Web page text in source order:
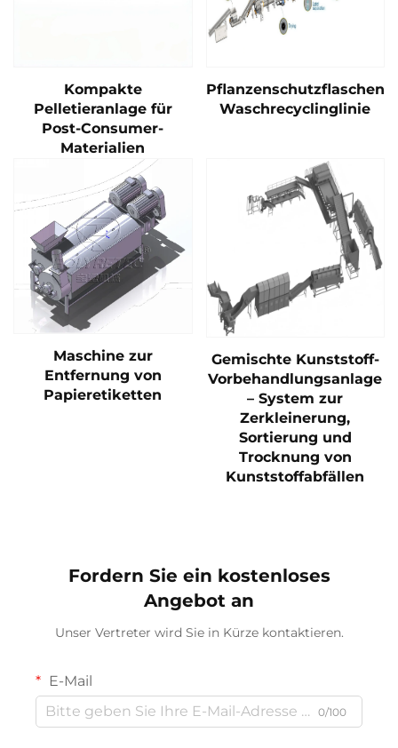
Kompakte
Pelletieranlage für
Post-Consumer-
Materialien
Pflanzenschutzflaschen-
Waschrecyclinglinie
Maschine zur
Entfernung von
Papieretiketten
Gemischte Kunststoff-
Vorbehandlungsanlage
– System zur
Zerkleinerung,
Sortierung und
Trocknung von
Kunststoffabfällen
Fordern Sie ein kostenloses
Angebot an
Unser Vertreter wird Sie in Kürze kontaktieren.
E-Mail
0/100